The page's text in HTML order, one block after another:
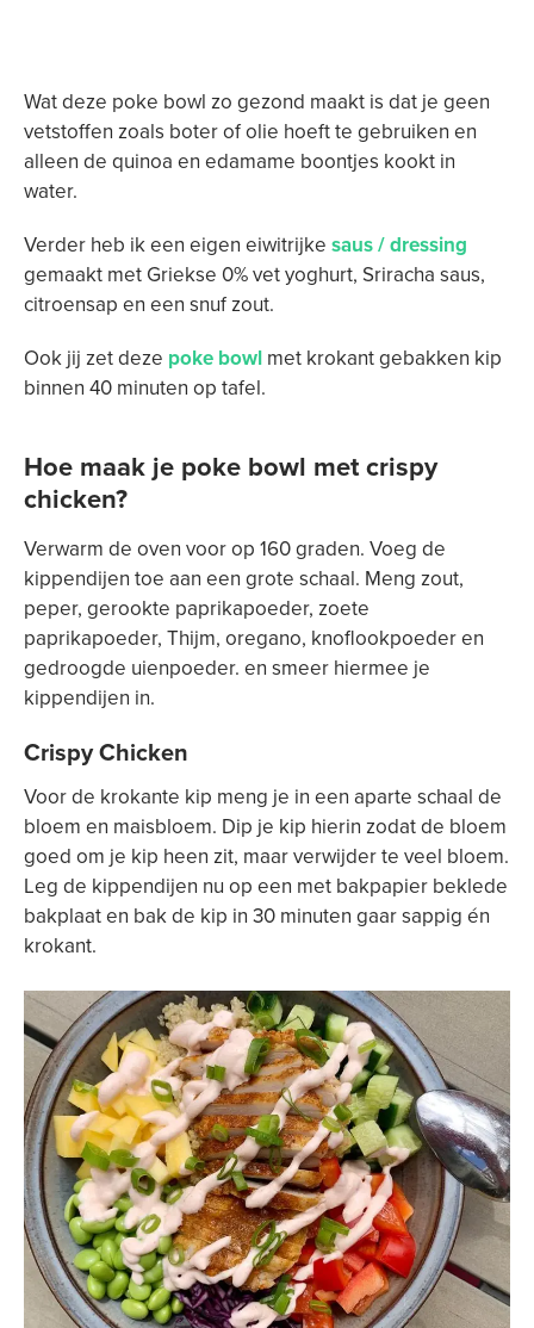
Wat deze poke bowl zo gezond maakt is dat je geen
vetstoffen zoals boter of olie hoeft te gebruiken en
alleen de quinoa en edamame boontjes kookt in
water.
Verder heb ik een eigen eiwitrijke saus / dressing
gemaakt met Griekse 0% vet yoghurt, Sriracha saus,
citroensap en een snuf zout.
Ook jij zet deze poke bowl met krokant gebakken kip
binnen 40 minuten op tafel.
Hoe maak je poke bowl met crispy
chicken?
Verwarm de oven voor op 160 graden. Voeg de
kippendijen toe aan een grote schaal. Meng zout,
peper, gerookte paprikapoeder, zoete
paprikapoeder, Thijm, oregano, knoflookpoeder en
gedroogde uienpoeder. en smeer hiermee je
kippendijen in.
Crispy Chicken
Voor de krokante kip meng je in een aparte schaal de
bloem en maisbloem. Dip je kip hierin zodat de bloem
goed om je kip heen zit, maar verwijder te veel bloem.
Leg de kippendijen nu op een met bakpapier beklede
bakplaat en bak de kip in 30 minuten gaar sappig én
krokant.